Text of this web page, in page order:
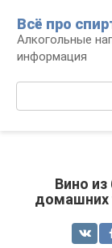
контенту
Всё про
Алкогольные
информация
Вино
домашних